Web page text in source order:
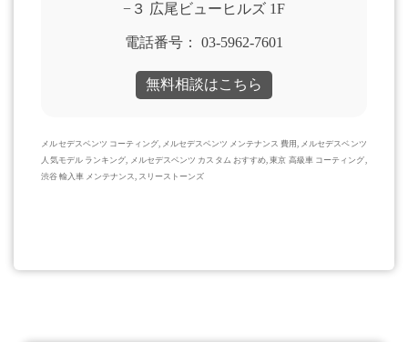
−３ 広尾ビューヒルズ 1F
電話番号： 03-5962-7601
無料相談はこちら
メルセデスベンツ コーティング, メルセデスベンツ メンテナンス 費用, メルセデスベンツ
人気モデル ランキング, メルセデスベンツ カスタム おすすめ, 東京 高級車 コーティング,
渋谷 輸入車 メンテナンス, スリーストーンズ